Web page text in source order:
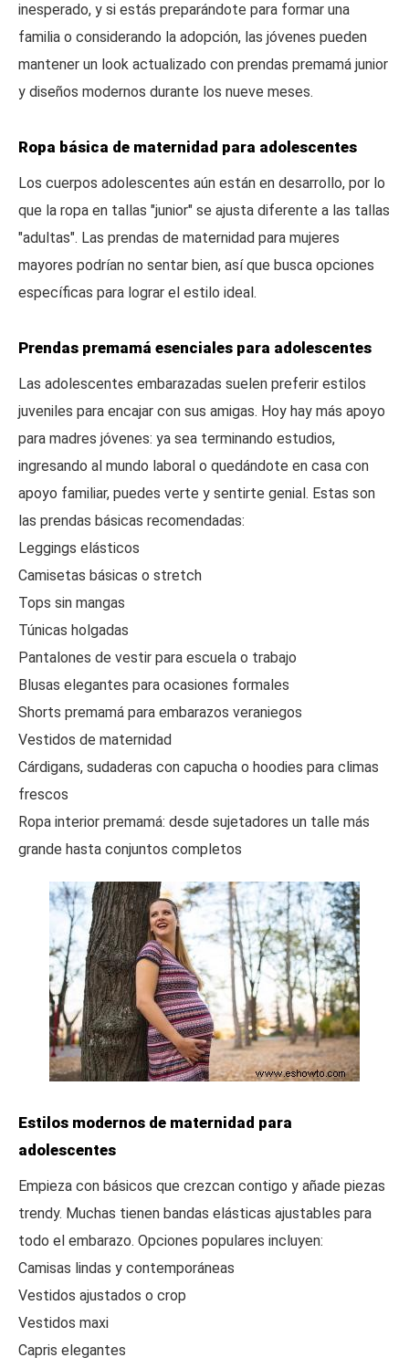
inesperado, y si estás preparándote para formar una
familia o considerando la adopción, las jóvenes pueden
mantener un look actualizado con prendas premamá junior
y diseños modernos durante los nueve meses.
Ropa básica de maternidad para adolescentes
Los cuerpos adolescentes aún están en desarrollo, por lo
que la ropa en tallas "junior" se ajusta diferente a las tallas
"adultas". Las prendas de maternidad para mujeres
mayores podrían no sentar bien, así que busca opciones
específicas para lograr el estilo ideal.
Prendas premamá esenciales para adolescentes
Las adolescentes embarazadas suelen preferir estilos
juveniles para encajar con sus amigas. Hoy hay más apoyo
para madres jóvenes: ya sea terminando estudios,
ingresando al mundo laboral o quedándote en casa con
apoyo familiar, puedes verte y sentirte genial. Estas son
las prendas básicas recomendadas:
Leggings elásticos
Camisetas básicas o stretch
Tops sin mangas
Túnicas holgadas
Pantalones de vestir para escuela o trabajo
Blusas elegantes para ocasiones formales
Shorts premamá para embarazos veraniegos
Vestidos de maternidad
Cárdigans, sudaderas con capucha o hoodies para climas
frescos
Ropa interior premamá: desde sujetadores un talle más
grande hasta conjuntos completos
Estilos modernos de maternidad para
adolescentes
Empieza con básicos que crezcan contigo y añade piezas
trendy. Muchas tienen bandas elásticas ajustables para
todo el embarazo. Opciones populares incluyen:
Camisas lindas y contemporáneas
Vestidos ajustados o crop
Vestidos maxi
Capris elegantes